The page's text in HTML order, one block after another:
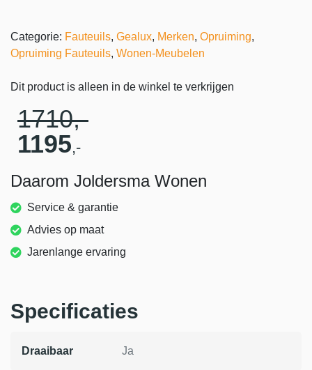
Categorie: Fauteuils, Gealux, Merken, Opruiming,
Opruiming Fauteuils, Wonen-Meubelen
Dit product is alleen in de winkel te verkrijgen
1710,-
1195,-
Daarom Joldersma Wonen
Service & garantie
Advies op maat
Jarenlange ervaring
Specificaties
Draaibaar Ja